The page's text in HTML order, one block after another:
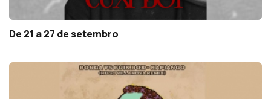
De 21 a 27 de setembro